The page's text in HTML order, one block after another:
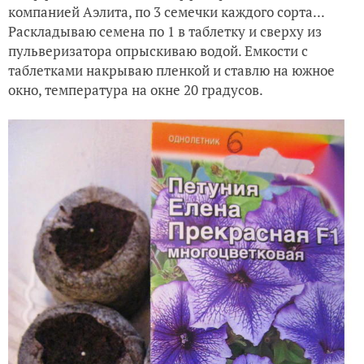
компанией Аэлита, по 3 семечки каждого сорта...
Раскладываю семена по 1 в таблетку и сверху из
пульверизатора опрыскиваю водой.Емкости с
таблетками накрываю пленкой и ставлю на южное
окно, температура на окне 20 градусов.